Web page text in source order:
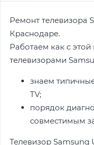
Ремонт телевизора
Краснодаре.
Работаем как с
телевизорами
знаем
TV;
порядок
совместимым
Телевизор Samsung